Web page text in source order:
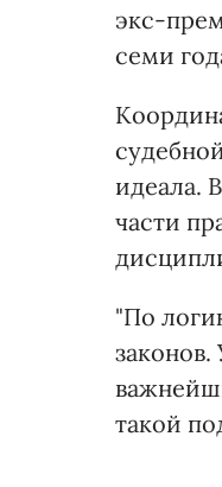
экс-
семи
идеала.
части
"По
такой